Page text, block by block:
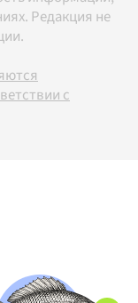
Редакция не
с